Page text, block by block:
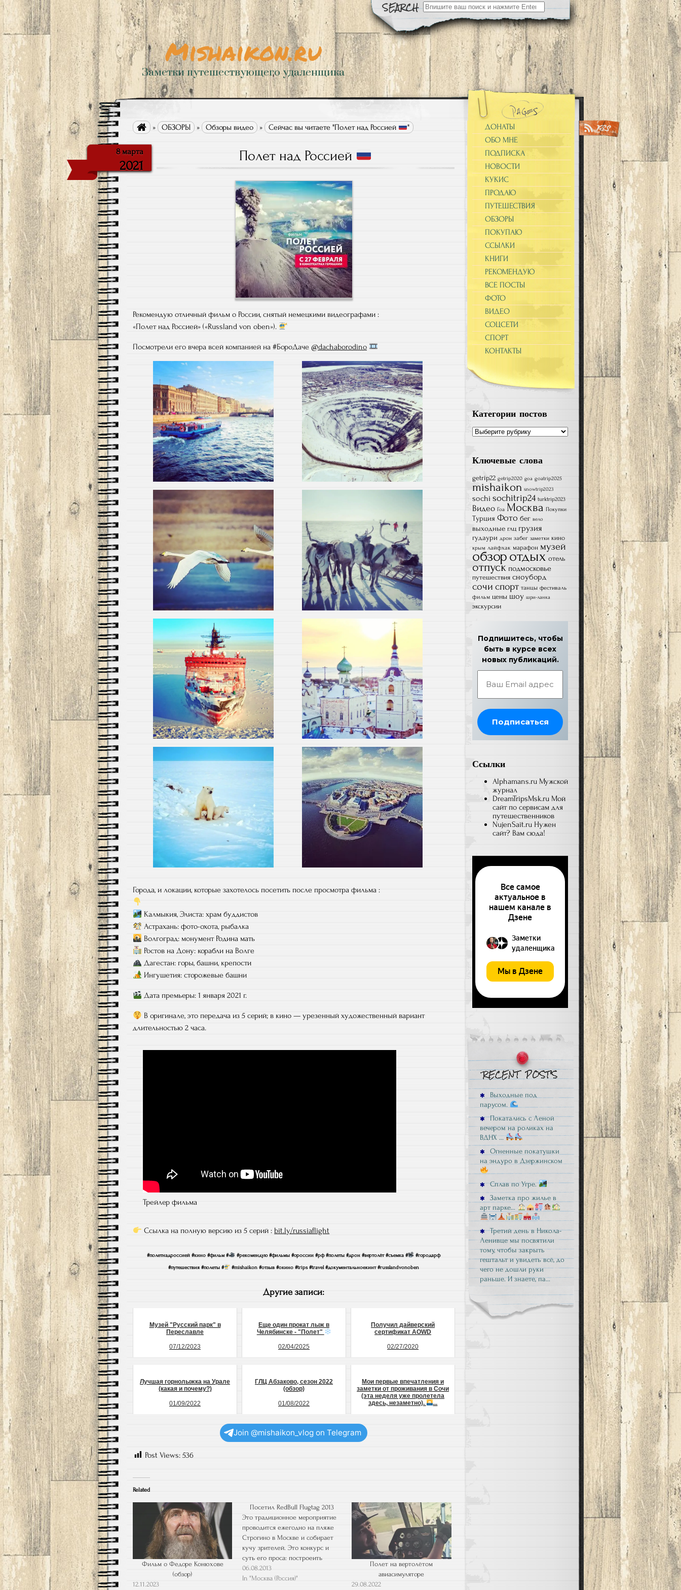
Искать:
Mishaikon.ru
Заметки путешествующего удаленщика
 » ОБЗОРЫ » Обзоры видео » Сейчас вы читаете "Полет над Россией "
8 марта
2021
Полет над Россией
Рекомендую отличный фильм о России, снятый немецкими видеографами :
«Полет над Россией» («Russland von oben»).
Посмотрели его вчера всей компанией на #БороДаче @dachaborodino
Города, и локации, которые захотелось посетить после просмотра фильма :
Калмыкия, Элиста: храм буддистов
Астрахань: фото-охота, рыбалка
Волгоград: монумент Родина мать
Ростов на Дону: корабли на Волге
Дагестан: горы, башни, крепости
Ингушетия: сторожевые башни
Дата премьеры: 1 января 2021 г.
В оригинале, это передача из 5 серий; в кино — урезенный художественный вариант
длительностью 2 часа.
Трейлер фильма
Ссылка на полную версию из 5 серий : bit.ly/russiaflight
#полетнадроссией #кино #фильм # #рекомендую #фильмы #ороссии #рф #полеты #дрон #вертолёт #съемка #
#городарф
#путешествия #полеты #
#mishaikon #отзыв #окино #trips #travel #документальноекинт #russlandvonoben
Другие записи:
Музей "Русский парк" в
Переславле
07/12/2023
Еще один прокат лыж в
Челябинске - "Полет"
02/04/2025
Получил дайверский
сертификат AOWD
02/27/2020
Лучшая горнолыжка на Урале
(какая и почему?)
01/09/2022
ГЛЦ Абзаково, сезон 2022
(обзор)
01/08/2022
Мои первые впечатления и
заметки от проживания в Сочи
(эта неделя уже пролетела
здесь, незаметно).
...
Join @mishaikon_vlog on Telegram
Post Views: 536
Related
Фильм о Федоре Конюхове
(обзор)
12.11.2023
Посетил RedBull Flugtag 2013
Это традиционное мероприятие
проводится ежегодно на пляже
Строгино в Москве и собирает
кучу зрителей. Это конкурс и
суть его проса: построеить
самодельный летальный аппарат
из легких материалов, без
06.08.2013
In "Москва (Россия)"
Полет на вертолётом
авиасимуляторе
29.08.2022
ДОНАТЫ
ОБО МНЕ
ПОДПИСКА
НОВОСТИ
КУКИС
ПРОДАЮ
ПУТЕШЕСТВИЯ
ОБЗОРЫ
ПОКУПАЮ
ССЫЛКИ
КНИГИ
РЕКОМЕНДУЮ
ВСЕ ПОСТЫ
ФОТО
ВИДЕО
СОЦСЕТИ
СПОРТ
КОНТАКТЫ
Категории постов
Категории
постов
Ключевые слова
getrip22 getrip2020 goa goatrip2025
mishaikon snowtrip2023
sochi sochitrip24 turktrip2023
Видео Гоа Москва Покупки
Турция Фото бег вело
выходные глц грузия
гудаури дрон забег заметки кино
крым лайфхак марафон музей
обзоротдых отель
отпуск подмосковье
путешествия сноуборд
сочи спорт танцы фестиваль
фильм цены шоу шри-ланка
экскурсии
Подпишитесь, чтобы
быть в курсе всех
новых публикаций.
Ссылки
Alphamans.ru Мужской
журнал
DreamTripsMsk.ru Мой
сайт по сервисам для
путешественников
NujenSait.ru Нужен
сайт? Вам сюда!
Выходные под
парусом.
Покатались с Леной
вечером на роликах на
ВДНХ …
Огненные покатушки
на эндуро в Дзержинском
Сплав по Угре.
Заметка про жилье в
арт парке…
Третий день в Никола-
Ленивце мы посвятили
тому, чтобы закрыть
гештальт и увидеть всё, до
чего не дошли руки
раньше. И знаете, па…